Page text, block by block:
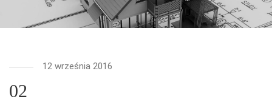
12 września 2016
02